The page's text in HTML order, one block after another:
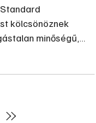
kölcsönöznek
minőségű,